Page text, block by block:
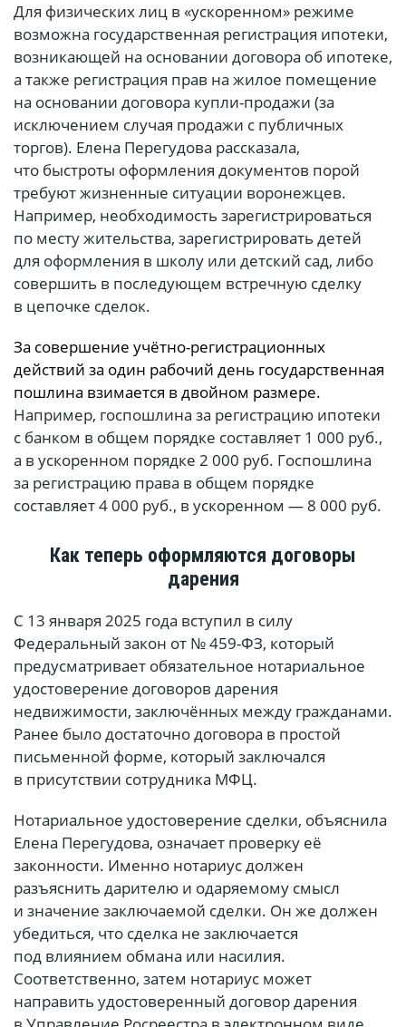
Для физических лиц в «ускоренном» режиме
возможна государственная регистрация ипотеки,
возникающей на основании договора об ипотеке,
а также регистрация прав на жилое помещение
на основании договора купли-продажи (за
исключением случая продажи с публичных
торгов). Елена Перегудова рассказала,
что быстроты оформления документов порой
требуют жизненные ситуации воронежцев.
Например, необходимость зарегистрироваться
по месту жительства, зарегистрировать детей
для оформления в школу или детский сад, либо
совершить в последующем встречную сделку
в цепочке сделок.
За совершение учётно-регистрационных
действий за один рабочий день государственная
пошлина взимается в двойном размере.
Например, госпошлина за регистрацию ипотеки
с банком в общем порядке составляет 1 000 руб.,
а в ускоренном порядке 2 000 руб. Госпошлина
за регистрацию права в общем порядке
составляет 4 000 руб., в ускоренном — 8 000 руб.
Как теперь оформляются договоры
дарения
С 13 января 2025 года вступил в силу
Федеральный закон от № 459-ФЗ, который
предусматривает обязательное нотариальное
удостоверение договоров дарения
недвижимости, заключённых между гражданами.
Ранее было достаточно договора в простой
письменной форме, который заключался
в присутствии сотрудника МФЦ.
Нотариальное удостоверение сделки, объяснила
Елена Перегудова, означает проверку её
законности. Именно нотариус должен
разъяснить дарителю и одаряемому смысл
и значение заключаемой сделки. Он же должен
убедиться, что сделка не заключается
под влиянием обмана или насилия.
Соответственно, затем нотариус может
направить удостоверенный договор дарения